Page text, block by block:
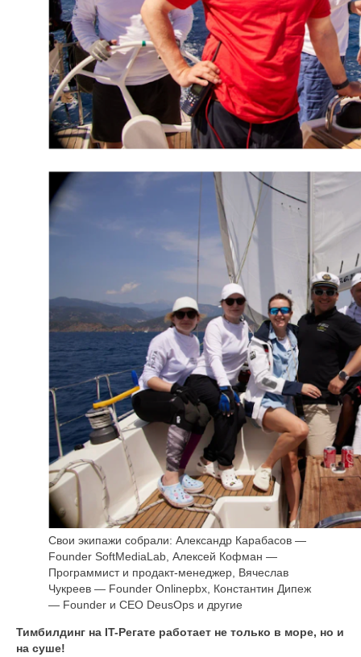
Свои экипажи собрали: Александр Карабасов —
Founder SoftMediaLab, Алексей Кофман —
Программист и продакт-менеджер, Вячеслав
Чукреев — Founder Onlinepbx, Константин Дипеж
— Founder и CEO DeusOps и другие
Тимбилдинг на IT-Регате работает не только в море, но и
на суше!